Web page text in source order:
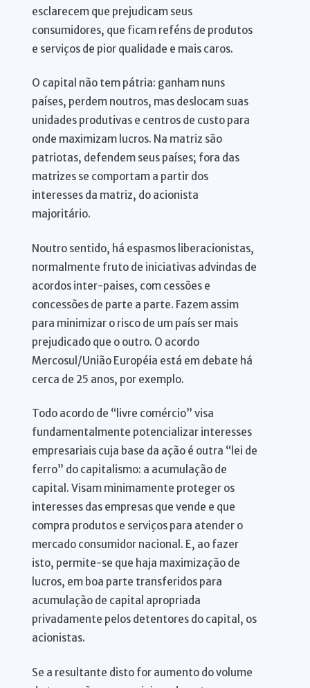
esclarecem que prejudicam seus
consumidores, que ficam reféns de produtos
e serviços de pior qualidade e mais caros.
O capital não tem pátria: ganham nuns
países, perdem noutros, mas deslocam suas
unidades produtivas e centros de custo para
onde maximizam lucros. Na matriz são
patriotas, defendem seus países; fora das
matrizes se comportam a partir dos
interesses da matriz, do acionista
majoritário.
Noutro sentido, há espasmos liberacionistas,
normalmente fruto de iniciativas advindas de
acordos inter-paises, com cessões e
concessões de parte a parte. Fazem assim
para minimizar o risco de um país ser mais
prejudicado que o outro. O acordo
Mercosul/União Européia está em debate há
cerca de 25 anos, por exemplo.
Todo acordo de “livre comércio” visa
fundamentalmente potencializar interesses
empresariais cuja base da ação é outra “lei de
ferro” do capitalismo: a acumulação de
capital. Visam minimamente proteger os
interesses das empresas que vende e que
compra produtos e serviços para atender o
mercado consumidor nacional. E, ao fazer
isto, permite-se que haja maximização de
lucros, em boa parte transferidos para
acumulação de capital apropriada
privadamente pelos detentores do capital, os
acionistas.
Se a resultante disto for aumento do volume